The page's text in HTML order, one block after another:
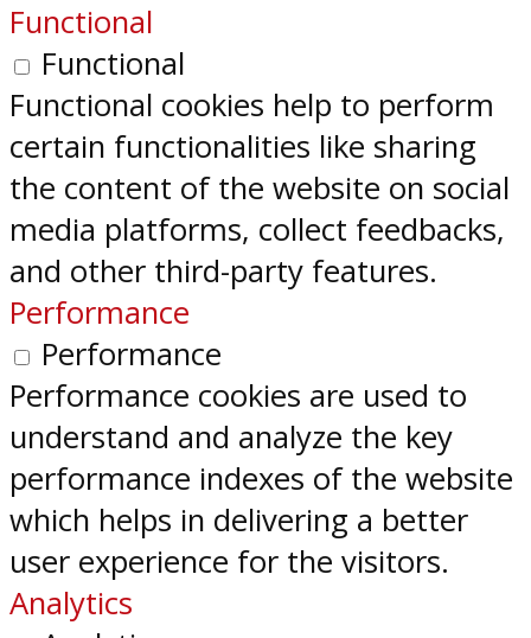
Functional
Functional
Functional cookies help to perform
certain functionalities like sharing
the content of the website on social
media platforms, collect feedbacks,
and other third-party features.
Performance
Performance
Performance cookies are used to
understand and analyze the key
performance indexes of the website
which helps in delivering a better
user experience for the visitors.
Analytics